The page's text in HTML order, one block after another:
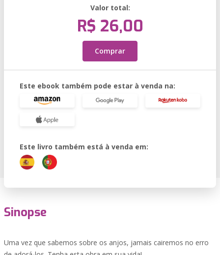
Valor total:
R$ 26,00
Comprar
Este ebook também pode estar à venda na:
Este livro também está à venda em:
Sinopse
Uma vez que sabemos sobre os anjos, jamais cairemos no erro